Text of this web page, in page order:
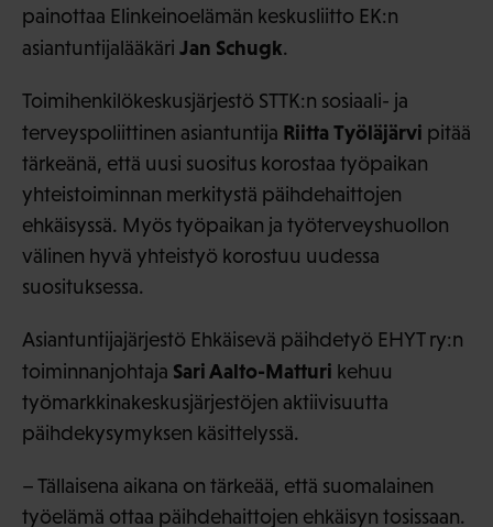
painottaa Elinkeinoelämän keskusliitto EK:n
asiantuntijalääkäri Jan Schugk.
Toimihenkilökeskusjärjestö STTK:n sosiaali- ja
terveyspoliittinen asiantuntija Riitta Työläjärvi pitää
tärkeänä, että uusi suositus korostaa työpaikan
yhteistoiminnan merkitystä päihdehaittojen
ehkäisyssä. Myös työpaikan ja työterveyshuollon
välinen hyvä yhteistyö korostuu uudessa
suosituksessa.
Asiantuntijajärjestö Ehkäisevä päihdetyö EHYT ry:n
toiminnanjohtaja Sari Aalto-Matturi kehuu
työmarkkinakeskusjärjestöjen aktiivisuutta
päihdekysymyksen käsittelyssä.
– Tällaisena aikana on tärkeää, että suomalainen
työelämä ottaa päihdehaittojen ehkäisyn tosissaan.